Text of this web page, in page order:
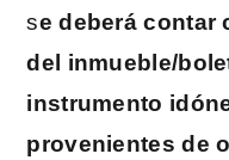
se deberá contar
del inmueble/
instrumento
provenientes de